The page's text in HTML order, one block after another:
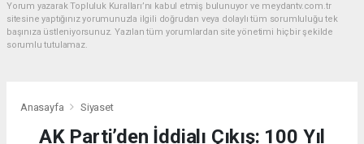
Yorum yazarak Topluluk Kuralları’nı kabul etmiş bulunuyor ve meydantv.com.tr
sitesine yaptığınız yorumunuzla ilgili doğrudan veya dolaylı tüm sorumluluğu tek
başınıza üstleniyorsunuz. Yazılan tüm yorumlardan site yönetimi hiçbir şekilde
sorumlu tutulamaz.
Anasayfa Siyaset
AK Parti’den İddialı Çıkış: 100 Yıl